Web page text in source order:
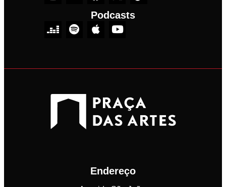
Podcasts
Endereço